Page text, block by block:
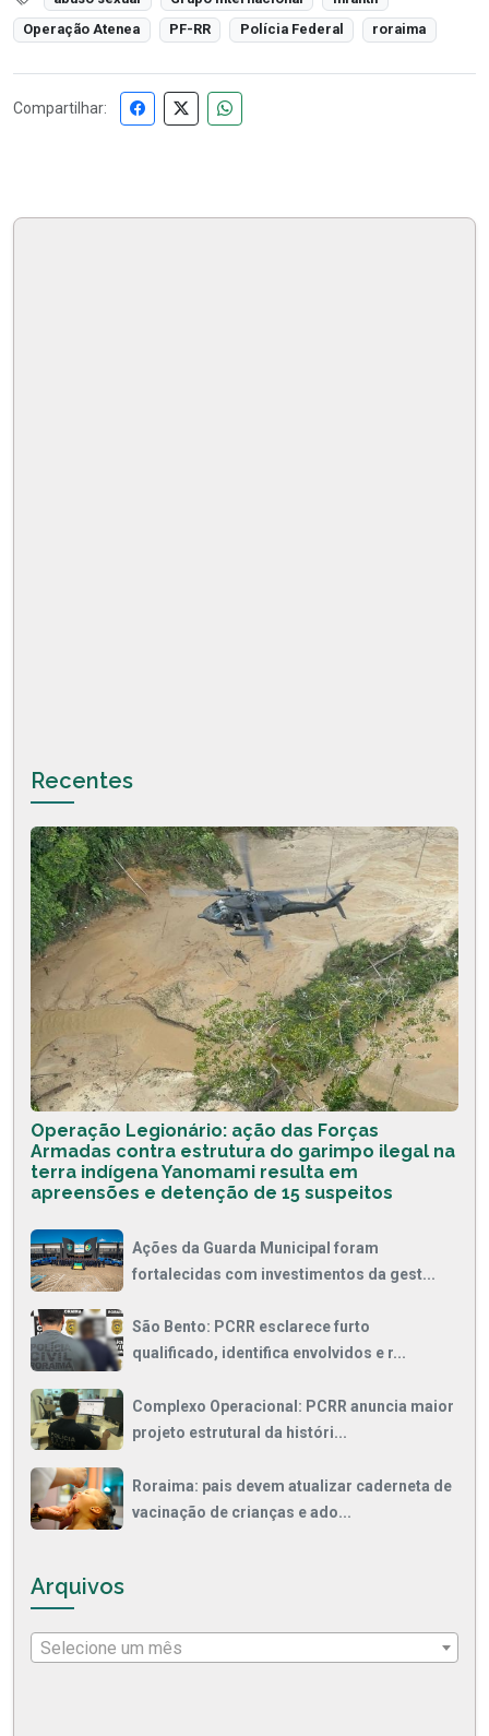
Operação Atenea
PF-RR Polícia Federal roraima
Compartilhar:
Recentes
Operação Legionário: ação das Forças
Armadas contra estrutura do garimpo ilegal na
terra indígena Yanomami resulta em
apreensões e detenção de 15 suspeitos
Ações da Guarda Municipal foram
fortalecidas com investimentos da gest...
São Bento: PCRR esclarece furto
qualificado, identifica envolvidos e r...
Complexo Operacional: PCRR anuncia maior
projeto estrutural da históri...
Roraima: pais devem atualizar caderneta de
vacinação de crianças e ado...
Arquivos
Selecione um mês